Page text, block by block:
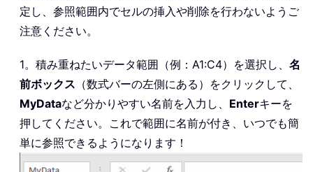
定し、参照範囲内でセルの挿入や削除を行わないようご
注意ください。
1。積み重ねたいデータ範囲（例：A1:C4）を選択し、 名
前ボックス （数式バーの左側にある）をクリックして、
MyDataなど分かりやすい名前を入力し、 Enterキーを
押してください。これで範囲に名前が付き、いつでも簡
単に参照できるようになります！